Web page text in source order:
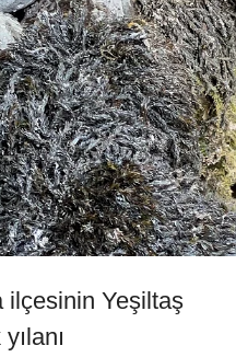
ilçesinin Yeşiltaş